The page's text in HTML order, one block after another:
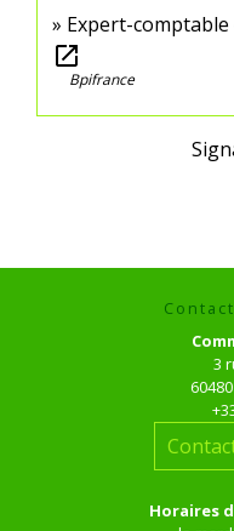
Expert-
open_in_new
Bpifrance
3
Horaires